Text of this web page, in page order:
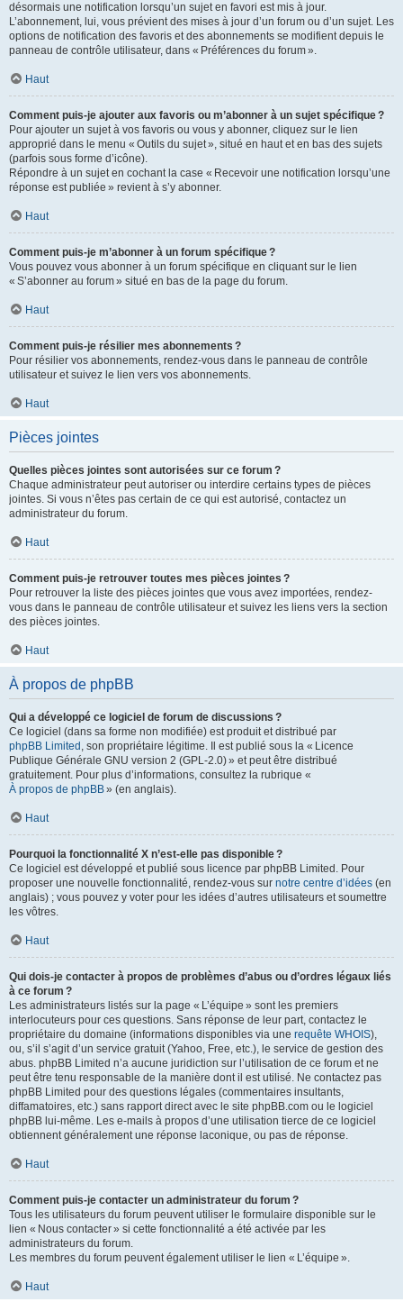
désormais une notification lorsqu’un sujet en favori est mis à jour.
L’abonnement, lui, vous prévient des mises à jour d’un forum ou d’un sujet. Les
options de notification des favoris et des abonnements se modifient depuis le
panneau de contrôle utilisateur, dans « Préférences du forum ».
Haut
Comment puis-je ajouter aux favoris ou m’abonner à un sujet spécifique ?
Pour ajouter un sujet à vos favoris ou vous y abonner, cliquez sur le lien
approprié dans le menu « Outils du sujet », situé en haut et en bas des sujets
(parfois sous forme d’icône).
Répondre à un sujet en cochant la case « Recevoir une notification lorsqu’une
réponse est publiée » revient à s’y abonner.
Haut
Comment puis-je m’abonner à un forum spécifique ?
Vous pouvez vous abonner à un forum spécifique en cliquant sur le lien
« S’abonner au forum » situé en bas de la page du forum.
Haut
Comment puis-je résilier mes abonnements ?
Pour résilier vos abonnements, rendez-vous dans le panneau de contrôle
utilisateur et suivez le lien vers vos abonnements.
Haut
Pièces jointes
Quelles pièces jointes sont autorisées sur ce forum ?
Chaque administrateur peut autoriser ou interdire certains types de pièces
jointes. Si vous n’êtes pas certain de ce qui est autorisé, contactez un
administrateur du forum.
Haut
Comment puis-je retrouver toutes mes pièces jointes ?
Pour retrouver la liste des pièces jointes que vous avez importées, rendez-
vous dans le panneau de contrôle utilisateur et suivez les liens vers la section
des pièces jointes.
Haut
À propos de phpBB
Qui a développé ce logiciel de forum de discussions ?
Ce logiciel (dans sa forme non modifiée) est produit et distribué par
phpBB Limited , son propriétaire légitime. Il est publié sous la « Licence
Publique Générale GNU version 2 (GPL-2.0) » et peut être distribué
gratuitement. Pour plus d’informations, consultez la rubrique «
À propos de phpBB» (en anglais).
Haut
Pourquoi la fonctionnalité X n’est-elle pas disponible ?
Ce logiciel est développé et publié sous licence par phpBB Limited. Pour
proposer une nouvelle fonctionnalité, rendez-vous sur notre centre d’idées (en
anglais) ; vous pouvez y voter pour les idées d’autres utilisateurs et soumettre
les vôtres.
Haut
Qui dois-je contacter à propos de problèmes d’abus ou d’ordres légaux liés
à ce forum ?
Les administrateurs listés sur la page « L’équipe » sont les premiers
interlocuteurs pour ces questions. Sans réponse de leur part, contactez le
propriétaire du domaine (informations disponibles via une requête WHOIS),
ou, s’il s’agit d’un service gratuit (Yahoo, Free, etc.), le service de gestion des
abus. phpBB Limited n’a aucune juridiction sur l’utilisation de ce forum et ne
peut être tenu responsable de la manière dont il est utilisé. Ne contactez pas
phpBB Limited pour des questions légales (commentaires insultants,
diffamatoires, etc.) sans rapport direct avec le site phpBB.com ou le logiciel
phpBB lui-même. Les e-mails à propos d’une utilisation tierce de ce logiciel
obtiennent généralement une réponse laconique, ou pas de réponse.
Haut
Comment puis-je contacter un administrateur du forum ?
Tous les utilisateurs du forum peuvent utiliser le formulaire disponible sur le
lien « Nous contacter » si cette fonctionnalité a été activée par les
administrateurs du forum.
Les membres du forum peuvent également utiliser le lien « L’équipe ».
Haut